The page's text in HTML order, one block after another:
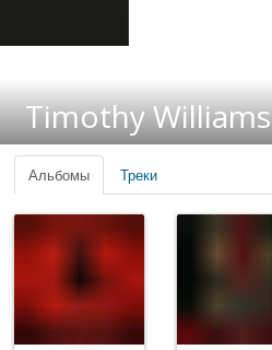
Timothy Williams
Альбомы Треки